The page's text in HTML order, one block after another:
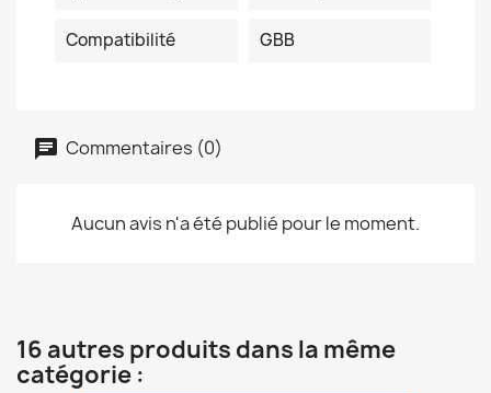
Compatibilité GBB
Commentaires (0)
Aucun avis n'a été publié pour le moment.
16 autres produits dans la même
catégorie :